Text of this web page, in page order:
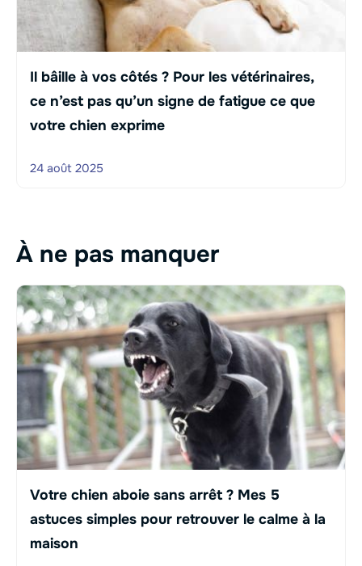
Il bâille à vos côtés ? Pour les vétérinaires,
ce n’est pas qu’un signe de fatigue ce que
votre chien exprime
24 août 2025
À ne pas manquer
Votre chien aboie sans arrêt ? Mes 5
astuces simples pour retrouver le calme à la
maison